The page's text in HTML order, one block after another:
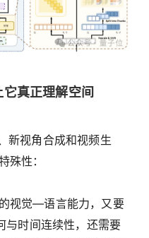
真正理解空间
新视角合成和视频生
殊性：
视觉—语言能力，又要
与时间连续性，还需要